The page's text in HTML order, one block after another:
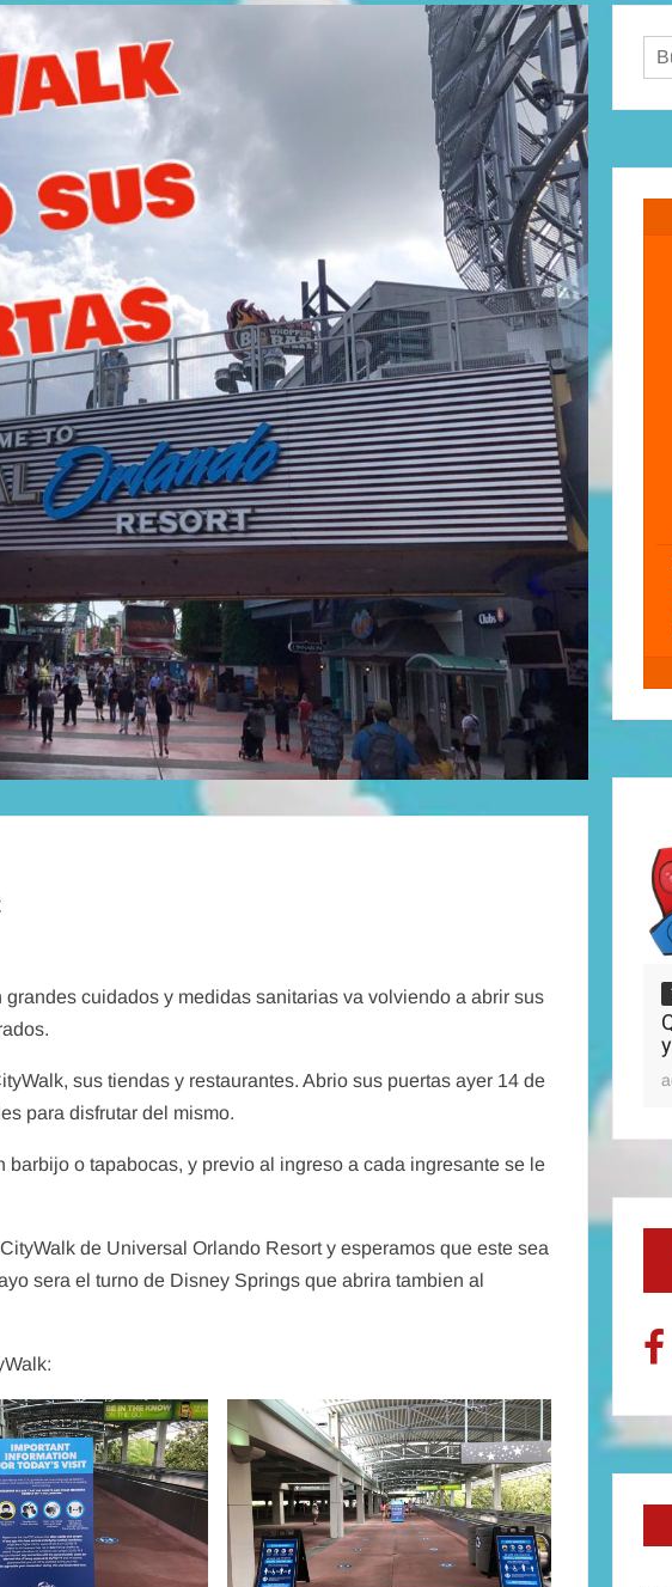
cuidados y medidas sanitarias va volviendo a abrir sus
sus tiendas y restaurantes. Abrio sus puertas ayer 14 de
para disfrutar del mismo.
o tapabocas, y previo al ingreso a cada ingresante se le
de Universal Orlando Resort y esperamos que este sea
sera el turno de Disney Springs que abrira tambien al
admin abril 20, 2020
Tips
Que son las MagicBands
admin abril 11, 2020